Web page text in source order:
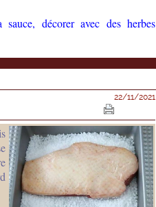
décorer avec des herbes
22/11/2021